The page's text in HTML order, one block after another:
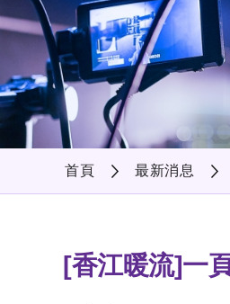
首頁 最新消息
[香江暖流]一